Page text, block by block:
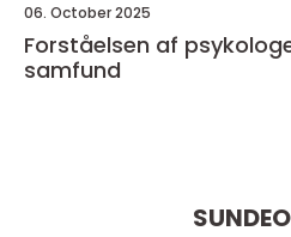
06. October 2025
Forståelsen af
samfund